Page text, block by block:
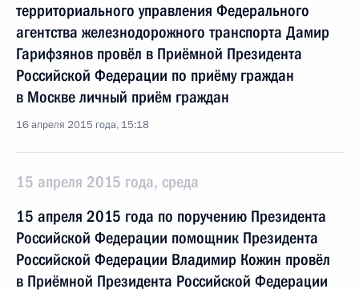
территориального управления Федерального
агентства железнодорожного транспорта Дамир
Гарифзянов провёл в Приёмной Президента
Российской Федерации по приёму граждан
в Москве личный приём граждан
16 апреля 2015 года, 15:18
15 апреля 2015 года, среда
15 апреля 2015 года по поручению Президента
Российской Федерации помощник Президента
Российской Федерации Владимир Кожин провёл
в Приёмной Президента Российской Федерации